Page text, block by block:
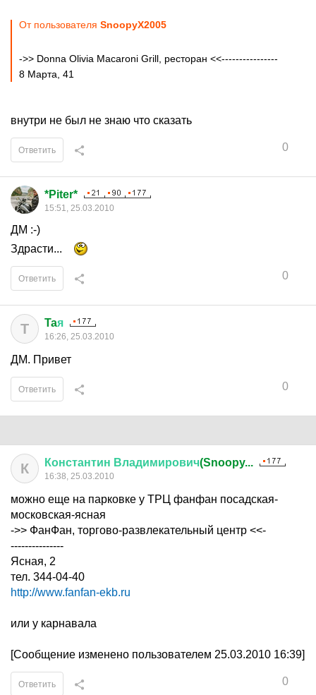
От пользователя SnoopyX2005
->> Donna Olivia Macaroni Grill, ресторан <<----------------
8 Марта, 41
внутри не был не знаю что сказать
0
Ответить
*Piter*
15:51, 25.03.2010
ДМ :-)
Здрасти...
0
Ответить
T Taя
16:26, 25.03.2010
ДМ. Привет
0
Ответить
К Константин Владимирович(Snoopy...
16:38, 25.03.2010
можно еще на парковке у ТРЦ фанфан посадская-
московская-ясная
->> ФанФан, торгово-развлекательный центр <<-
---------------
Ясная, 2
тел. 344-04-40
http://www.fanfan-ekb.ru
или у карнавала
[Сообщение изменено пользователем 25.03.2010 16:39]
0
Ответить